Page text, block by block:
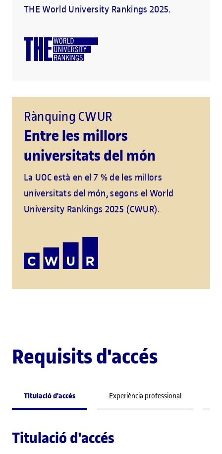
THE World University Rankings 2025.
Rànquing CWUR
Entre les millors
universitats del món
La UOC està en el 7 % de les millors
universitats del món, segons el World
University Rankings 2025 (CWUR).
Requisits d'accés
Titulació d'accés Experiència professional
Titulació d'accés